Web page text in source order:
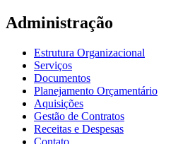
Administração
Estrutura Organizacional
Serviços
Documentos
Planejamento Orçamentário
Aquisições
Gestão de Contratos
Receitas e Despesas